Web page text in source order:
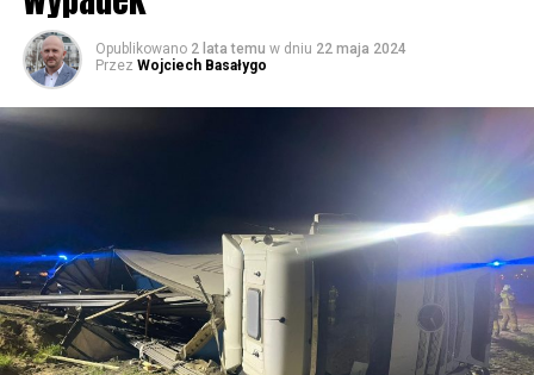
59516 odsłon
Opublikowano 2 lata temu w dniu 22 maja 2024
Przez Wojciech Basałygo